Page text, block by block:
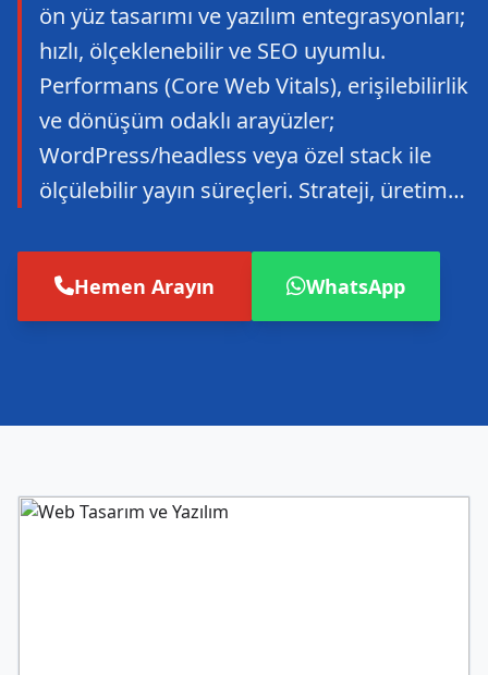
ön yüz tasarımı ve yazılım entegrasyonları;
hızlı, ölçeklenebilir ve SEO uyumlu.
Performans (Core Web Vitals), erişilebilirlik
ve dönüşüm odaklı arayüzler;
WordPress/headless veya özel stack ile
ölçülebilir yayın süreçleri. Strateji, üretim…
Hemen Arayın WhatsApp